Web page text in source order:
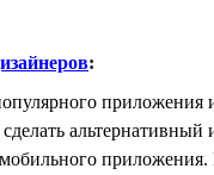
:
приложения
альтернативный